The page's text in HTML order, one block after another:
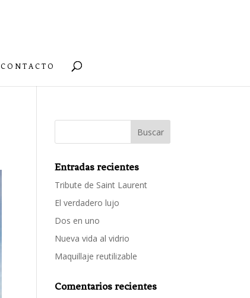
CONTACTO
Entradas recientes
Tribute de Saint Laurent
El verdadero lujo
Dos en uno
Nueva vida al vidrio
Maquillaje reutilizable
Comentarios recientes